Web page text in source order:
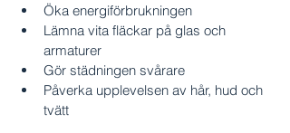
Öka energiförbrukningen
Lämna vita fläckar på glas och
armaturer
Gör städningen svårare
Påverka upplevelsen av hår, hud och
tvätt